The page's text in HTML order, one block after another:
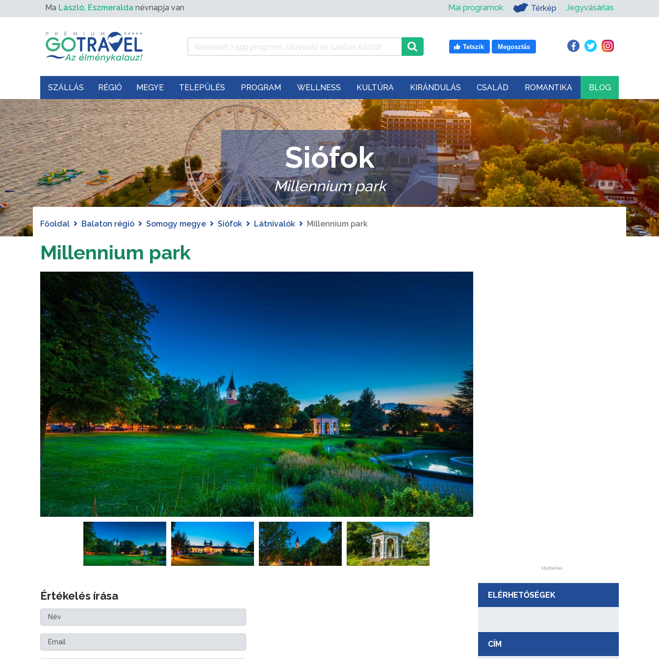
Ma László, Eszmeralda névnapja van Mai programok Térkép Jegyvásárlás
Tetszik Megosztás
SZÁLLÁS RÉGIÓ MEGYE TELEPÜLÉS PROGRAM WELLNESS KULTÚRA KIRÁNDULÁS CSALÁD ROMANTIKA BLOG
Siófok
Millennium park
Főoldal Balaton régió Somogy megye Siófok Látnivalók Millennium park
Millennium park
Értékelés írása
Hirdetés
ELÉRHETŐSÉGEK
CÍM